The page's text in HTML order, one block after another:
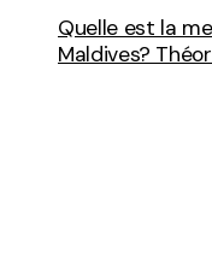
Quelle est la
Maldives?